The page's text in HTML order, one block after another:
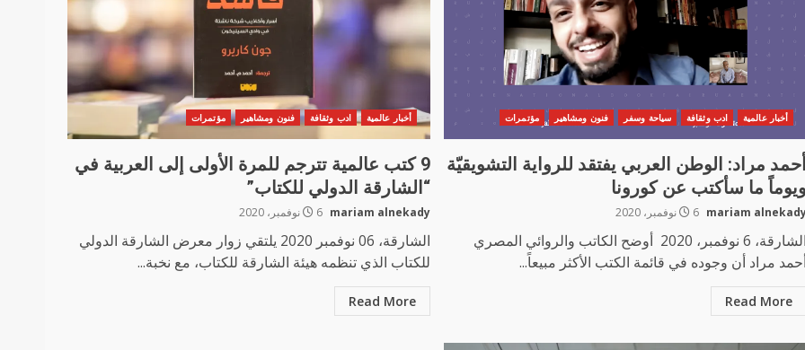
أخبار عالمية ادب وثقافة سياحة وسفر فنون ومشاهير مؤتمرات
أحمد مراد: الوطن العربي يفتقد للرواية التشويقيّة
ويوماً ما سأكتب عن كورونا
mariam 6 نوفمبر، 2020
الشارقة، 6 نوفمبر، 2020 أوضح الكاتب والروائي المصري
مراد أن وجوده في قائمة الكتب الأكثر مبيعاً...
Read More
أخبار عالمية ادب وثقافة فنون ومشاهير مؤتمرات
9 كتب عالمية تترجم للمرة الأولى إلى العربية في
“الشارقة الدولي للكتاب”
mariam alnekady 6 نوفمبر، 2020
الشارقة، 06 نوفمبر 2020 يلتقي زوار معرض الشارقة الدولي
للكتاب الذي تنظمه هيئة الشارقة للكتاب، مع نخبة...
Read More